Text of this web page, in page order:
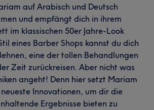
auf Arabisch und Deutsch
und empfängt dich in ihrem
im klassischen 50er Jahre-Look
eines Barber Shops kannst du dich
eine der tollen Behandlungen
Zeit zurückreisen. Aber nicht was
angeht! Denn hier setzt Mariam
Innovationen, um dir die
Ergebnisse bieten zu